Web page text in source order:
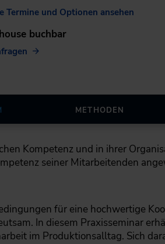
Termine und Optionen ansehen
buchbar
METHODEN
Kompetenz und in ihrer
seiner Mitarbeitenden
für eine hochwertige
In diesem Praxisseminar
im Produktionsalltag. Sich